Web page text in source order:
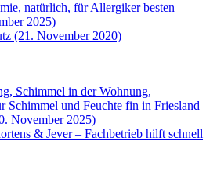
natürlich, für Allergiker besten
2025)
(21. November 2020)
Schimmel in der Wohnung,
Schimmel und Feuchte fin in Friesland
November 2025)
& Jever – Fachbetrieb hilft schnell